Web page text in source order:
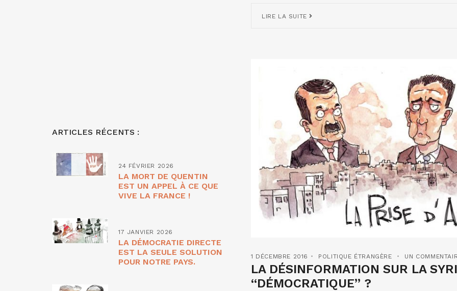
LIRE LA SUITE
1 DÉCEMBRE 2016 POLITIQUE ÉTRANGÈRE UN
LA DÉSINFORMATION SUR LA
“DÉMOCRATIQUE” ?
ARTICLES RÉCENTS :
24 FÉVRIER 2026
LA MORT DE QUENTIN
EST UN APPEL À CE QUE
VIVE LA FRANCE !
17 JANVIER 2026
LA DÉMOCRATIE DIRECTE
EST LA SEULE SOLUTION
POUR NOTRE PAYS.